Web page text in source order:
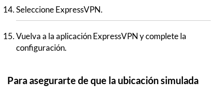
Seleccione ExpressVPN.
Vuelva a la aplicación ExpressVPN y complete la
configuración.
Para asegurarte de que la ubicación simulada